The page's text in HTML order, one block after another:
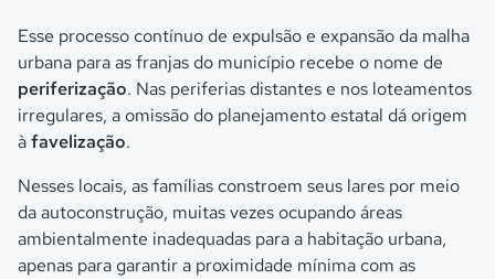
Esse processo contínuo de expulsão e expansão da malha
urbana para as franjas do município recebe o nome de
periferização. Nas periferias distantes e nos loteamentos
irregulares, a omissão do planejamento estatal dá origem
àfavelização.
Nesses locais, as famílias constroem seus lares por meio
da autoconstrução, muitas vezes ocupando áreas
ambientalmente inadequadas para a habitação urbana,
apenas para garantir a proximidade mínima com as